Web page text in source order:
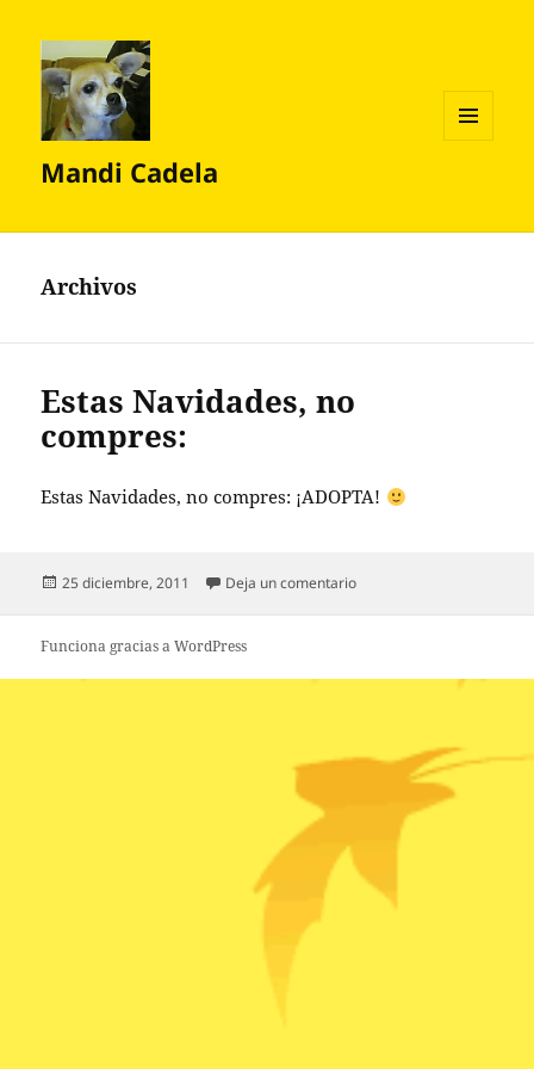
Mandi Cadela
Archivos
Estas Navidades, no
compres:
Estas Navidades, no compres: ¡ADOPTA!
Publicado
25 diciembre, 2011 Deja un comentarioen Estas Navidades, no
Funciona gracias a WordPress